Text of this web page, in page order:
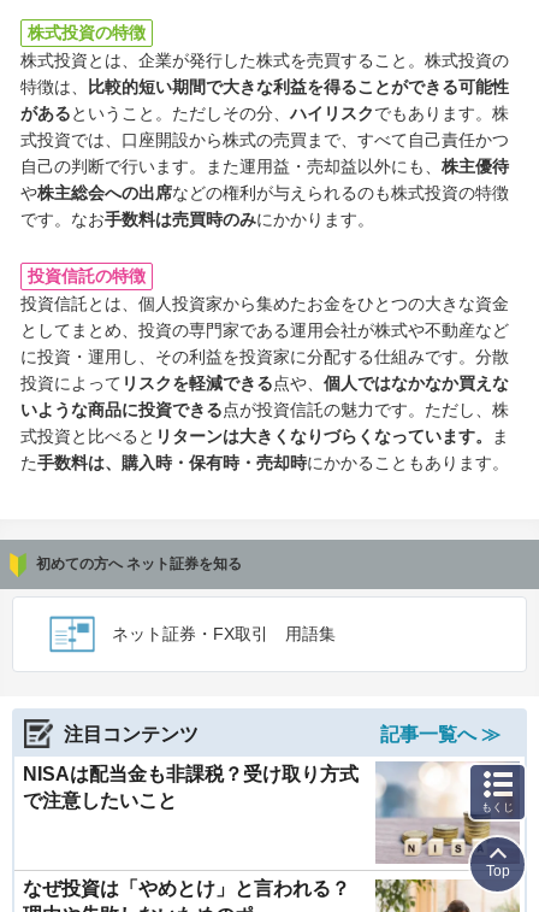
株式投資の特徴
株式投資とは、企業が発行した株式を売買すること。株式投資の
特徴は、
比較的短い期間で大きな利益を得ることができる可能性
があるということ。ただしその分、ハイリスクでもあります。株
式投資では、口座開設から株式の売買まで、すべて自己責任かつ
自己の判断で行います。また運用益・売却益以外にも、 株主優待
や株主総会への出席などの権利が与えられるのも株式投資の特徴
です。なお手数料は売買時のみにかかります。
投資信託の特徴
投資信託とは、個人投資家から集めたお金をひとつの大きな資金
としてまとめ、投資の専門家である運用会社が株式や不動産など
に投資・運用し、その利益を投資家に分配する仕組みです。分散
投資によって リスクを軽減できる点や、 個人ではなかなか買えな
いような商品に投資できる点が投資信託の魅力です。ただし、株
式投資と比べると リターンは大きくなりづらくなっています。
ま
た手数料は、購入時・保有時・売却時にかかることもあります。
初めての方へ ネット証券を知る
ネット証券・FX取引 用語集
注目コンテンツ
記事一覧へ ≫
NISAは配当金も非課税？受け取り方式
で注意したいこと
なぜ投資は「やめとけ」と言われる？
もくじ
Top